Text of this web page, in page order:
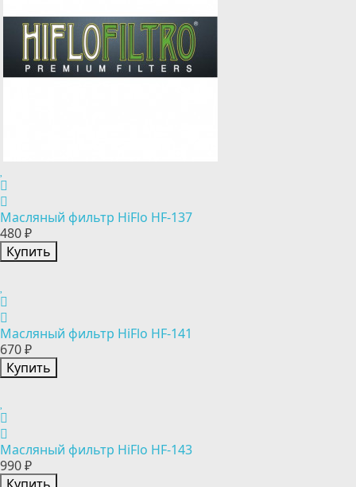
Масляный фильтр HiFlo HF-137
480 ₽
Купить
Масляный фильтр HiFlo HF-141
670 ₽
Купить
Масляный фильтр HiFlo HF-143
990 ₽